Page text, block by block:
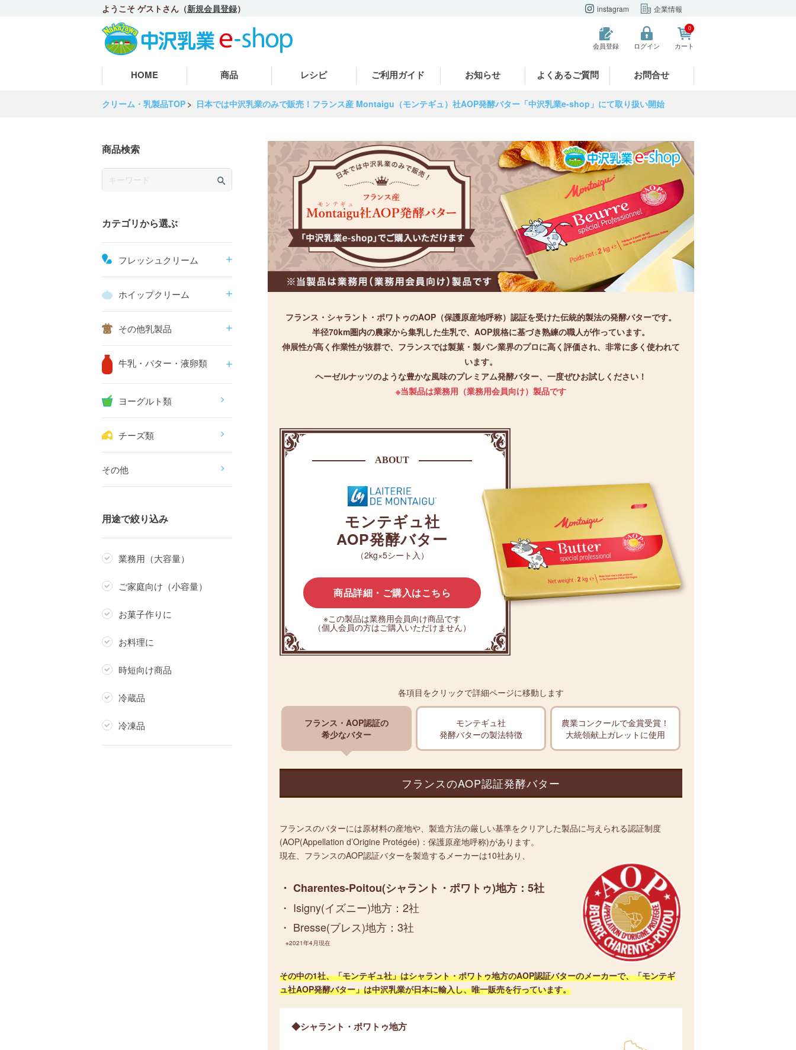
ようこそ ゲストさん（新規会員登録） instagram 企業情報
会員登録 ログイン
0
カート
HOME 商品 レシピ ご利用ガイド お知らせ よくあるご質問 お問合せ
クリーム・乳製品TOP 日本では中沢乳業のみで販売！フランス産 Montaigu（モンテギュ）社AOP発酵バター「中沢乳業e-shop」にて取り扱い開始
商品検索
カテゴリから選ぶ
フレッシュクリーム
ホイップクリーム
その他乳製品
牛乳・バター・液卵類
ヨーグルト類
チーズ類
その他
用途で絞り込み
業務用（大容量）
ご家庭向け（小容量）
お菓子作りに
お料理に
時短向け商品
冷蔵品
冷凍品
フランス・シャラント・ポワトゥのAOP（保護原産地呼称）認証を受けた伝統的製法の発酵バターです。
半径70km圏内の農家から集乳した生乳で、AOP規格に基づき熟練の職人が作っています。
伸展性が高く作業性が抜群で、フランスでは製菓・製パン業界のプロに高く評価され、 非常に多く使われて
います。
ヘーゼルナッツのような豊かな風味のプレミアム発酵バター、一度ぜひお試しください！
※当製品は業務用（業務用会員向け）製品です
ABOUT
モンテギュ社
AOP発酵バター
（2kg×5シート入）
商品詳細・ご購入はこちら
※この製品は業務用会員向け商品です
（個人会員の方はご購入いただけません）
各項目をクリックで詳細ページに移動します
フランス・AOP認証の
希少なバター
モンテギュ社
発酵バターの製法特徴
農業コンクールで金賞受賞！
大統領献上ガレットに使用
フランスのAOP認証発酵バター
フランスのバターには原材料の産地や、製造方法の厳しい基準をクリアした製品に与えられる認証制度
(AOP(Appellation d’Origine Protégée)：保護原産地呼称)があります。
現在、フランスのAOP認証バターを製造するメーカーは10社あり、
・ Charentes-Poitou(シャラント・ポワトゥ)地方：5社
・ Isigny(イズニー)地方：2社
・ Bresse(ブレス)地方：3社
※2021年4月現在
その中の1社、「モンテギュ社」はシャラント・ポワトゥ地方のAOP認証バターのメーカーで、「モンテギ
ュ社AOP発酵バター」は中沢乳業が日本に輸入し、唯一販売を行っています。
◆シャラント・ポワトゥ地方